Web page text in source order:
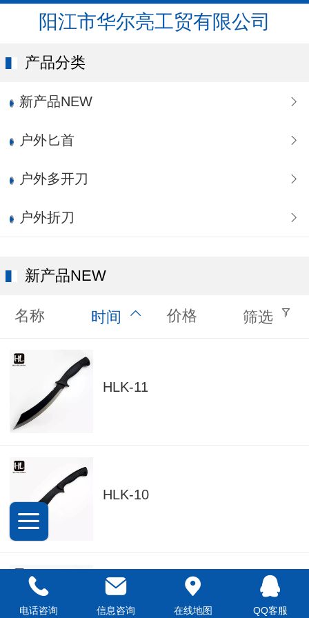
阳江市华尔亮工贸有限公司
产品分类
新产品NEW
户外匕首
户外多开刀
户外折刀
新产品NEW
名称 时间 价格 筛选
HLK-11
HLK-10
_DSC8945
电话咨询 信息咨询 在线地图 QQ客服